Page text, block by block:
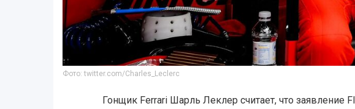
Фото: twitter.com/Charles_Leclerc
Гонщик Ferrari Шарль Леклер считает, что заявление